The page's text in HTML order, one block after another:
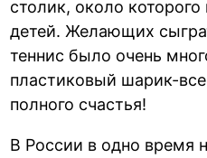
столик, около которого
детей. Желающих
теннис было очень
пластиковый шарик-
полного счастья!
В России в одно время